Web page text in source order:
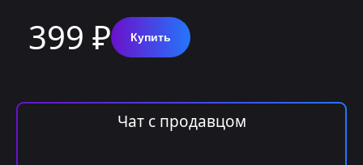
399 ₽ Купить
Чат с продавцом